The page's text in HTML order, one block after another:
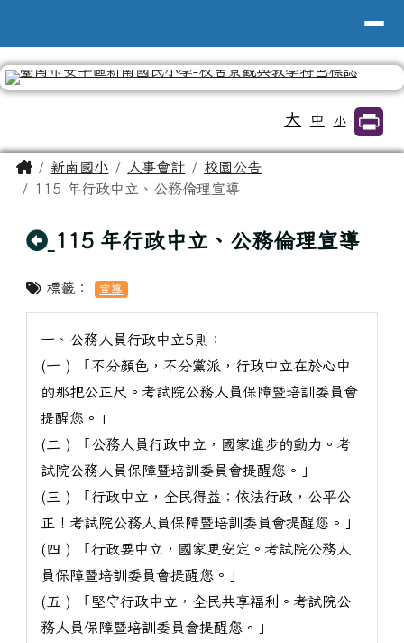
大 中 小
主內容區域
Home新南國小 人事會計
校園公告
115 年行政中立、公務倫理宣導
回上頁
115 年行政中立、公務倫理宣導
標籤： 宣導
一、公務人員行政中立5則：
(一 ) 「不分顏色，不分黨派，行政中立在於心中
的那把公正尺。考試院公務人員保障暨培訓委員會
提醒您。」
(二 ) 「公務人員行政中立，國家進步的動力。考
試院公務人員保障暨培訓委員會提醒您。」
(三 ) 「行政中立，全民得益；依法行政，公平公
正！考試院公務人員保障暨培訓委員會提醒您。」
(四 ) 「行政要中立，國家更安定。考試院公務人
員保障暨培訓委員會提醒您。」
(五 ) 「堅守行政中立，全民共享福利。考試院公
務人員保障暨培訓委員會提醒您。」
頁尾區域